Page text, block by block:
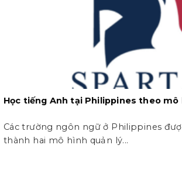
Học tiếng Anh tại Philippines theo mô
Các trường ngôn ngữ ở Philippines
thành hai mô hình quản lý...